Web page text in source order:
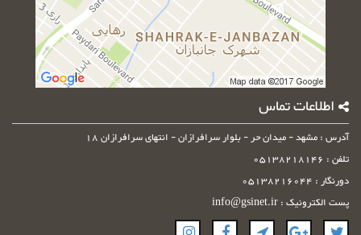
اطلاعات تماس
آدرس : مشهد - میدان حر - بلوار سرافرازان - انتهای سرافرازان 18
تلفن : 05138218146
دورنگار : 05138216044
پست الکترونیک : info@gsinet.ir